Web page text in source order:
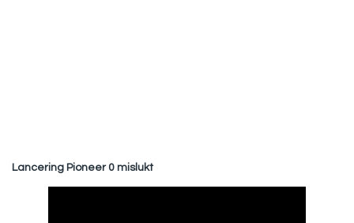
Lancering Pioneer 0 mislukt